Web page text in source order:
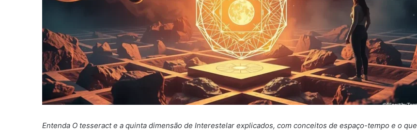
Entenda O tesseract e a quinta dimensão de Interestelar explicados, com conceitos de espaço-tempo e o que